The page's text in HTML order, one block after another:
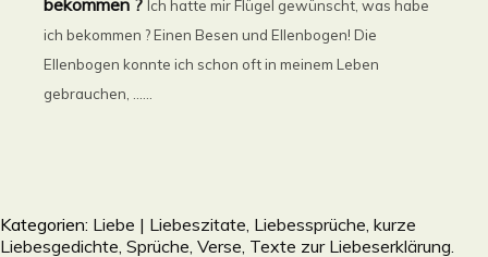
bekommen ? Ich hatte mir Flügel gewünscht, was habe
ich bekommen ? Einen Besen und Ellenbogen! Die
Ellenbogen konnte ich schon oft in meinem Leben
gebrauchen, ......
Kategorien: Liebe | Liebeszitate, Liebessprüche, kurze
Liebesgedichte, Sprüche, Verse, Texte zur Liebeserklärung.